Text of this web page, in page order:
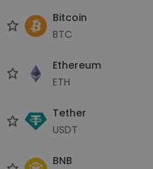
Bitcoin
BTC
Ethereum
ETH
Tether
USDT
BNB